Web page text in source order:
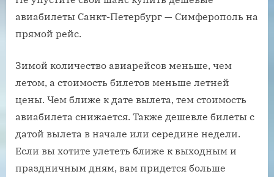
авиабилеты Санкт-Петербург — Симферополь на
прямой рейс.
Зимой количество авиарейсов меньше, чем
летом, а стоимость билетов меньше летней
цены. Чем ближе к дате вылета, тем стоимость
авиабилета снижается. Также дешевле билеты с
датой вылета в начале или середине недели.
Если вы хотите улететь ближе к выходным и
праздничным дням, вам придется больше